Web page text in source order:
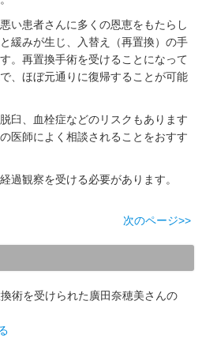
い患者さんに多くの恩恵をもたらし
緩みが生じ、入替え（再置換）の手
。再置換手術を受けることになって
、ほぼ元通りに復帰することが可能
臼、血栓症などのリスクもあります
医師によく相談されることをおすす
過観察を受ける必要があります。
次のページ>>
術を受けられた廣田奈穂美さんの